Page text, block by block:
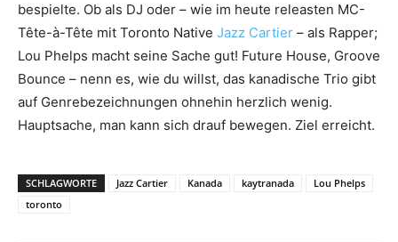
bespielte. Ob als DJ oder – wie im heute releasten MC-
Tête-à-Tête mit Toronto Native Jazz Cartier – als Rapper;
Lou Phelps macht seine Sache gut! Future House, Groove
Bounce – nenn es, wie du willst, das kanadische Trio gibt
auf Genrebezeichnungen ohnehin herzlich wenig.
Hauptsache, man kann sich drauf bewegen. Ziel erreicht.
SCHLAGWORTE Jazz Cartier Kanada kaytranada
Lou Phelps
toronto